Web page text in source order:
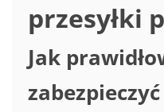
przesyłki
Jak